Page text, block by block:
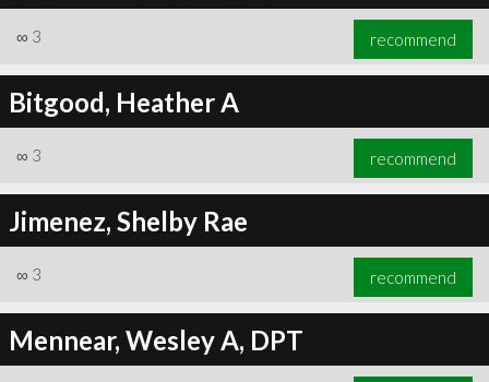
∞ 3 recommend
Bitgood, Heather A
∞ 3 recommend
Jimenez, Shelby Rae
∞ 3 recommend
Mennear, Wesley A, DPT